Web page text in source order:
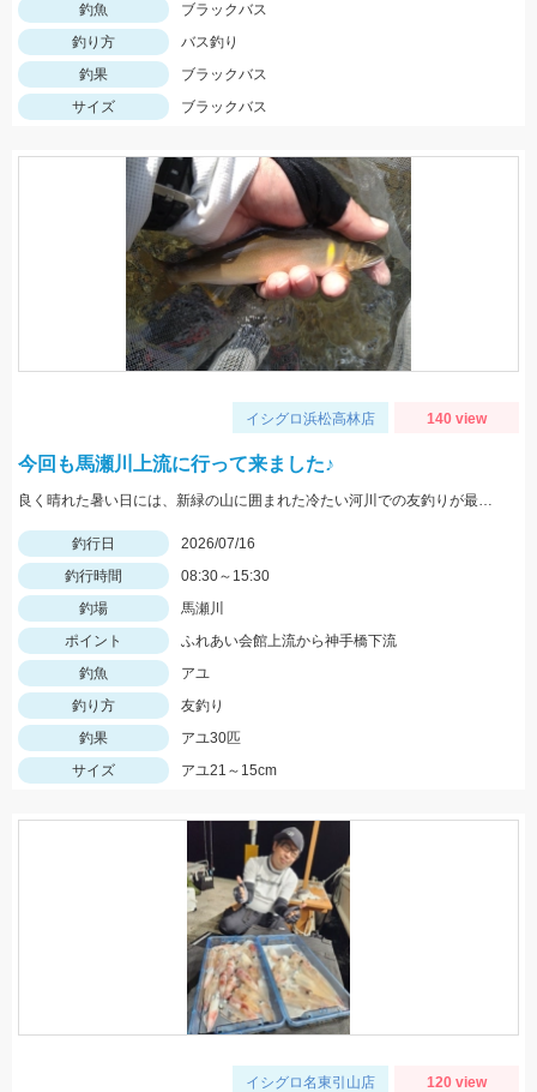
釣魚
ブラックバス
釣り方
バス釣り
釣果
ブラックバス
サイズ
ブラックバス
イシグロ浜松高林店 140 view
今回も馬瀬川上流に行って来ました♪
良く晴れた暑い日には、新緑の山に囲まれた冷たい河川での友釣りが最高です♪
釣行日
2026/07/16
釣行時間
08:30～15:30
釣場
馬瀬川
ポイント
ふれあい会館上流から神手橋下流
釣魚
アユ
釣り方
友釣り
釣果
アユ30匹
サイズ
アユ21～15cm
イシグロ名東引山店 120 view